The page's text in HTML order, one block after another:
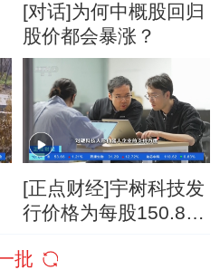
[对话]为何中概股回归
股价都会暴涨？
[正点财经]宇树科技发
行价格为每股150.80
批